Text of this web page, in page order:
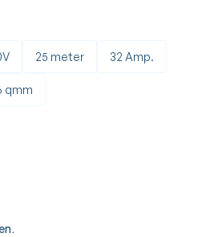
25 meter 32 Amp.
qmm